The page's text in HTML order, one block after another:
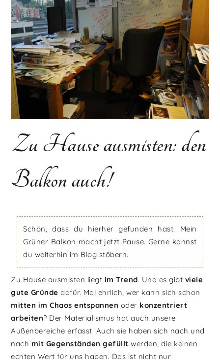
Zu Hause ausmisten: den
Balkon auch!
Schön, dass du hierher gefunden hast. Mein
Grüner Balkon macht jetzt Pause. Gerne kannst
du weiterhin im Blog stöbern.
Zu Hause ausmisten liegt im Trend. Und es gibt viele
gute Gründe dafür. Mal ehrlich, wer kann sich schon
mitten im Chaos entspannen oder konzentriert
arbeiten? Der Materialismus hat auch unsere
Außenbereiche erfasst. Auch sie haben sich nach und
nach mit Gegenständen gefüllt werden, die keinen
echten Wert für uns haben. Das ist nicht nur